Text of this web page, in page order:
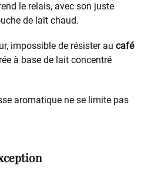
le relais, avec son juste
de lait chaud.
impossible de résister au café
à base de lait concentré
aromatique ne se limite pas